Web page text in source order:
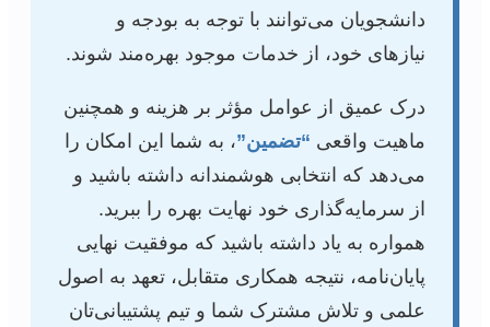
دانشجویان می‌توانند با توجه به بودجه و
نیازهای خود، از خدمات موجود بهره‌مند شوند.
درک عمیق از عوامل مؤثر بر هزینه و همچنین
ماهیت واقعی “تضمین”، به شما این امکان را
می‌دهد که انتخابی هوشمندانه داشته باشید و
از سرمایه‌گذاری خود نهایت بهره را ببرید.
همواره به یاد داشته باشید که موفقیت نهایی
پایان‌نامه، نتیجه همکاری متقابل، تعهد به اصول
علمی و تلاش مشترک شما و تیم پشتیبانی‌تان